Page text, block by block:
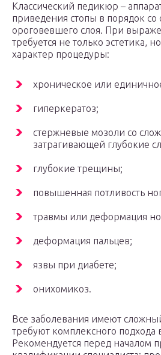
Классический педикюр –
приведения стопы в порядок со
ороговевшего слоя. При
требуется не только эстетика,
характер процедуры:
хроническое или
гиперкератоз;
стержневые мозоли со
затрагивающей глубокие
глубокие трещины;
повышенная потливость
травмы или деформация
деформация пальцев;
язвы при диабете;
онихомикоз.
Все заболевания имеют
требуют комплексного подхода
Рекомендуется перед началом